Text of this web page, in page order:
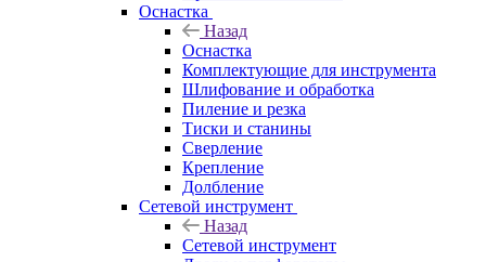
Оснастка
Назад
Оснастка
Комплектующие для инструмента
Шлифование и обработка
Пиление и резка
Тиски и станины
Сверление
Крепление
Долбление
Сетевой инструмент
Назад
Сетевой инструмент